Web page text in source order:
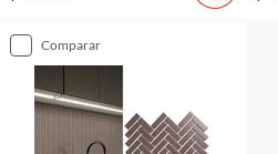
comparar